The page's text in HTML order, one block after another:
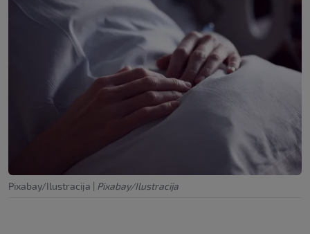
Pixabay/Ilustracija | Pixabay/Ilustracija